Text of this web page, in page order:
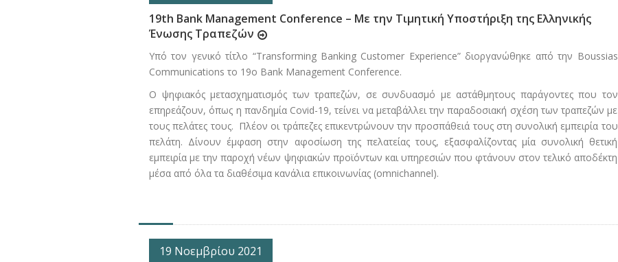
19th Bank Management Conference – Με την Τιμητική Υποστήριξη της Ελληνικής
Ένωσης Τραπεζών
Υπό τον γενικό τίτλο “Transforming Banking Customer Experience” διοργανώθηκε από την Boussias
Communications το 19ο Bank Management Conference.
Ο ψηφιακός μετασχηματισμός των τραπεζών, σε συνδυασμό με αστάθμητους παράγοντες που τον
επηρεάζουν, όπως η πανδημία Covid-19, τείνει να μεταβάλλει την παραδοσιακή σχέση των τραπεζών με
τους πελάτες τους. Πλέον οι τράπεζες επικεντρώνουν την προσπάθειά τους στη συνολική εμπειρία του
πελάτη. Δίνουν έμφαση στην αφοσίωση της πελατείας τους, εξασφαλίζοντας μία συνολική θετική
εμπειρία με την παροχή νέων ψηφιακών προϊόντων και υπηρεσιών που φτάνουν στον τελικό αποδέκτη
μέσα από όλα τα διαθέσιμα κανάλια επικοινωνίας (omnichannel).
19 Νοεμβρίου 2021